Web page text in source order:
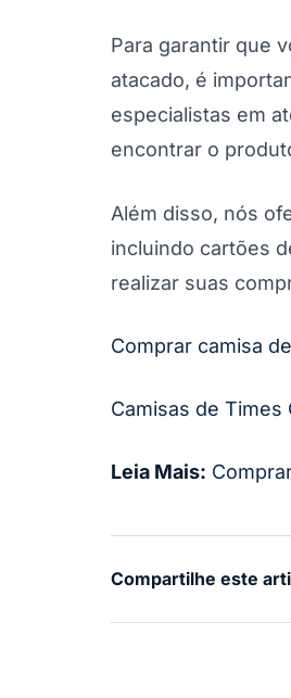
Para garantir que
atacado, é
especialistas em
encontrar o
Além disso, nós
incluindo cartões
realizar suas
Comprar camisa
Camisas de Times
Leia Mais:
Compartilhe este